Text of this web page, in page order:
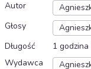
Autor
Głosy
Długość
1
Wydawca